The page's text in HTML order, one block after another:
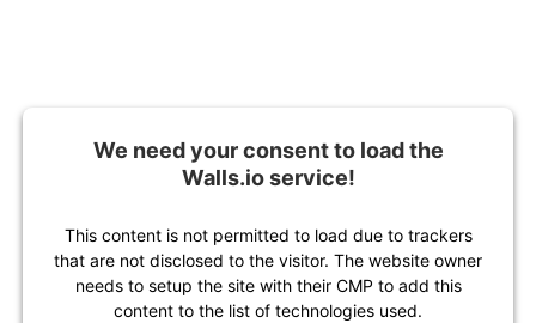
We need your consent to load the
Walls.io service!
This content is not permitted to load due to trackers
that are not disclosed to the visitor. The website owner
needs to setup the site with their CMP to add this
content to the list of technologies used.